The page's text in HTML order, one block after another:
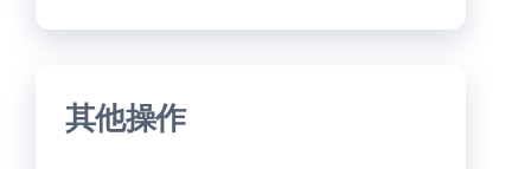
其他操作